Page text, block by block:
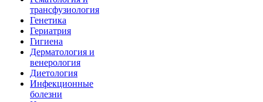
трансфузиология
Генетика
Гериатрия
Гигиена
Дерматология и
венерология
Диетология
Инфекционные
болезни